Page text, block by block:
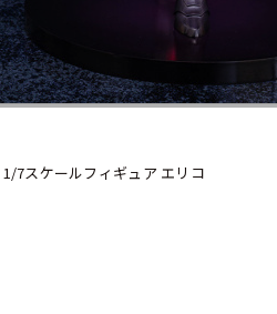
7スケールフィギュア エリコ